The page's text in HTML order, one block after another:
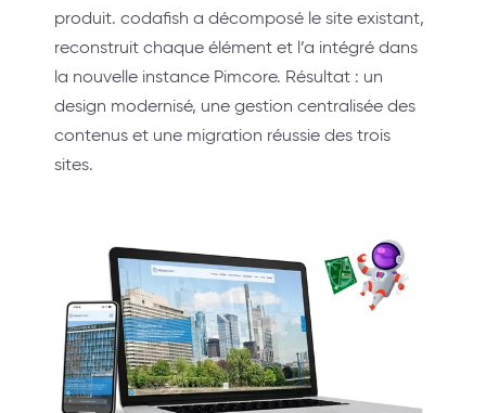
produit. codafish a décomposé le site existant,
reconstruit chaque élément et l’a intégré dans
la nouvelle instance Pimcore. Résultat : un
design modernisé, une gestion centralisée des
contenus et une migration réussie des trois
sites.